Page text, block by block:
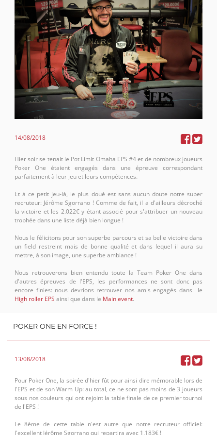
14/08/2018
Hier soir se tenait le Pot Limit Omaha EPS #4 et de nombreux joueurs
Poker One étaient engagés dans une épreuve correspondant
parfaitement à leur jeu et leurs compétences.
Et à ce petit jeu-là, le plus doué est sans aucun doute notre super
recruteur: Jérôme Sgorrano ! Comme de fait, il a d'ailleurs décroché
la victoire et les 2.022€ y étant associé pour s'attribuer un nouveau
trophée dans une liste déjà bien longue !
Nous le félicitons pour son superbe parcours et sa belle victoire dans
un field restreint mais de bonne qualité et dans lequel il aura su
mettre, à son image, une superbe ambiance !
Nous retrouverons bien entendu toute la Team Poker One dans
d'autres épreuves de l'EPS, les performances ne sont donc pas
encore finies: nous devrions retrouver nos amis engagés dans le
High roller EPS ainsi que dans le Main event.
POKER ONE EN FORCE !
13/08/2018
Pour Poker One, la soirée d'hier fût pour ainsi dire mémorable lors de
l'EPS et de son Warm Up: au total, ce ne sont pas moins de 3 joueurs
sous nos couleurs qui ont rejoint la table finale de ce premier tournoi
de l'EPS !
Le 8ème de cette table n'est autre que notre recruteur officiel:
l'excellent Jérôme Sgorrano qui repartira avec 1.183€ !